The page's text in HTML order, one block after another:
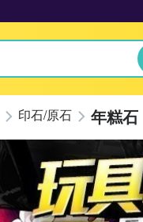
印石/原石 年糕石